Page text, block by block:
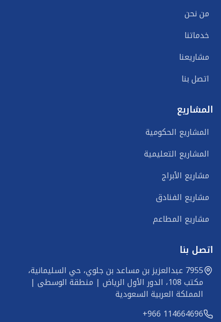
من نحن
خدماتنا
مشاريعنا
اتصل بنا
المشاريع
المشاريع الحكومية
المشاريع التعليمية
مشاريع الأبراج
مشاريع الفنادق
مشاريع المطاعم
اتصل بنا
7955 عبدالعزيز بن مساعد بن جلوي، حي السليمانية،
مكتب 108، الدور الأول الرياض | منطقة الوسطى |
المملكة العربية السعودية
+966 114664696